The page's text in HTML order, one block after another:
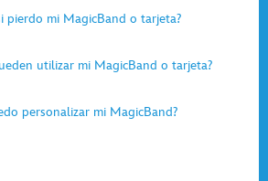
pierdo mi MagicBand o tarjeta?
utilizar mi MagicBand o tarjeta?
personalizar mi MagicBand?